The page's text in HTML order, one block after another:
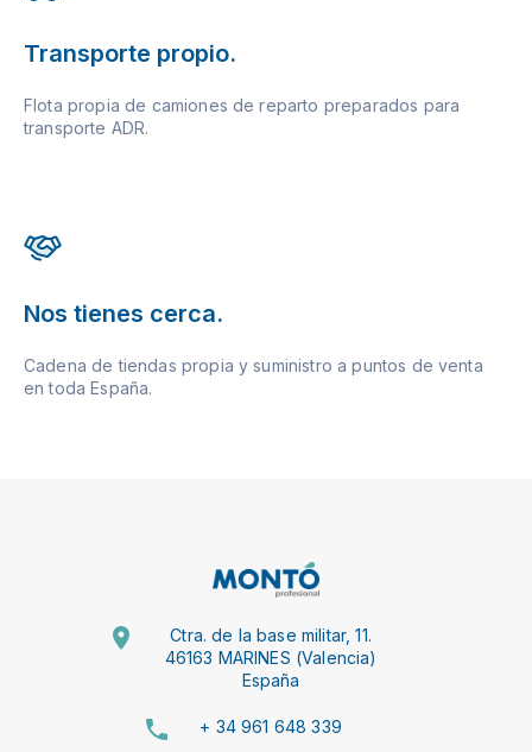
Transporte propio.
Flota propia de camiones de reparto preparados para
transporte ADR.
Nos tienes cerca.
Cadena de tiendas propia y suministro a puntos de venta
en toda España.
Ctra. de la base militar, 11.
46163 MARINES (Valencia)
España
+ 34 961 648 339